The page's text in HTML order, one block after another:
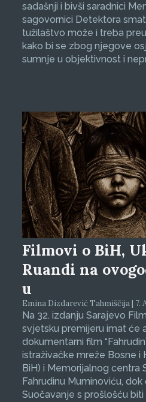
sadašnji i bivši saradnici
sagovornici Detektora
tužilaštvo može i treba
kako bi se zbog njegove
sumnje u objektivnost i
Filmovi o BiH,
Ruandi na
u
Emina Dizdarević Tahmiščija | 7.
Na 32. izdanju Sarajevo
svjetsku premijeru imat će
dokumentarni film
istraživačke mreže Bosne i
BiH) i Memorijalnog centra
Fahrudinu Muminoviću,
Suočavanje s prošlošću biti